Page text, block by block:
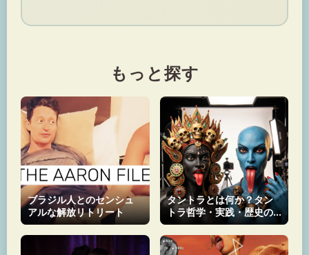
もっと探す
ブラジル人とのセンシュ
アルな解放リトリート
タントラとは何か？タン
トラ哲学・実践・歴史の
完全ガイド